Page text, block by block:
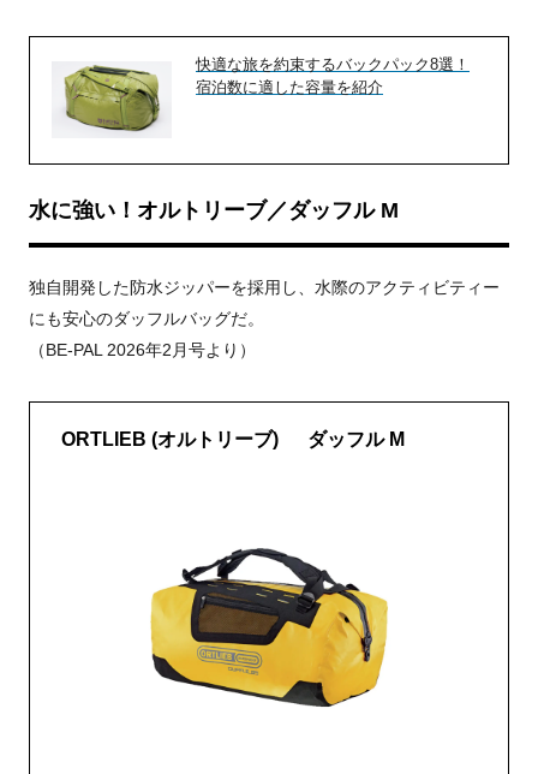
快適な旅を約束するバックパック8選！
宿泊数に適した容量を紹介
水に強い！オルトリーブ／ダッフル M
独自開発した防水ジッパーを採用し、水際のアクティビティー
にも安心のダッフルバッグだ。
（BE-PAL 2026年2月号より）
ORTLIEB (オルトリーブ) ダッフル M